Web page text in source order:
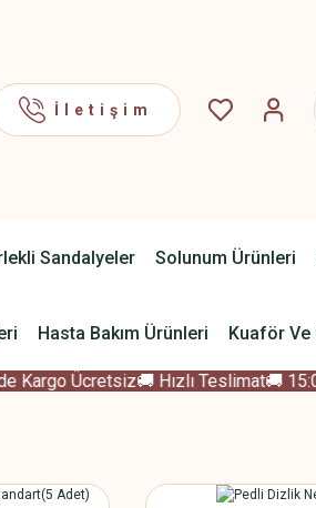
İletişim
Sandalyeler Solunum Ürünleri
Hasta Bakım Ürünleri Kuaför Ve
Ücretsiz🚚 Hızlı Teslimat🚚 15:00'